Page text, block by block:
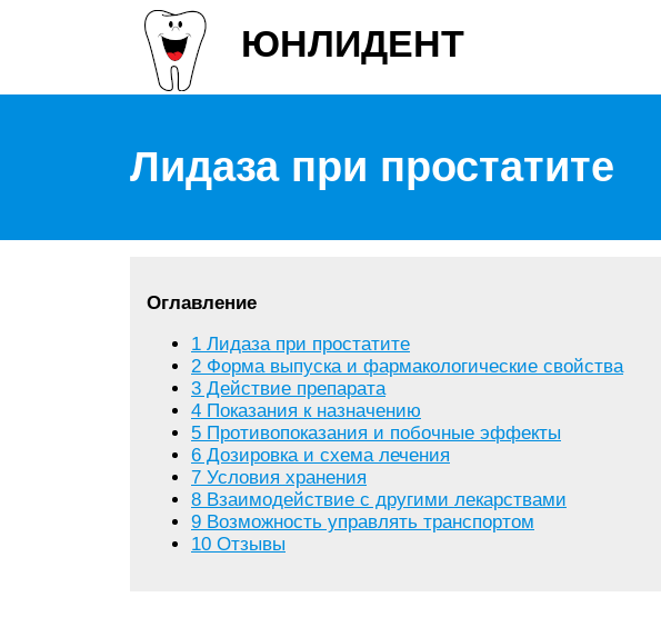
ЮНЛИДЕНТ
Лидаза при простатите
Оглавление
1 Лидаза при простатите
2 Форма выпуска и фармакологические свойства
3 Действие препарата
4 Показания к назначению
5 Противопоказания и побочные эффекты
6 Дозировка и схема лечения
7 Условия хранения
8 Взаимодействие с другими лекарствами
9 Возможность управлять транспортом
10 Отзывы